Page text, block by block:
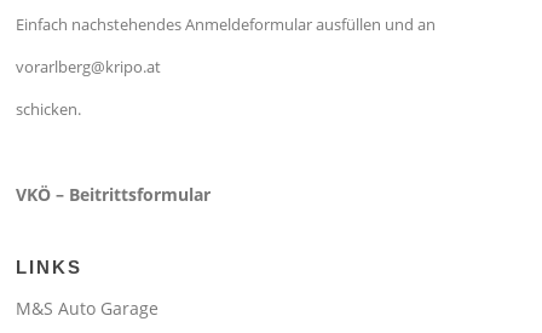
Einfach nachstehendes Anmeldeformular ausfüllen und an
vorarlberg@kripo.at
schicken.
VKÖ – Beitrittsformular
LINKS
M&S Auto Garage